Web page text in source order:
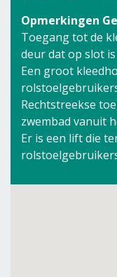
Opmerkingen
Toegang tot de
deur dat op slot is
Een groot
Rechtstreekse
zwembad vanuit
Er is een lift die